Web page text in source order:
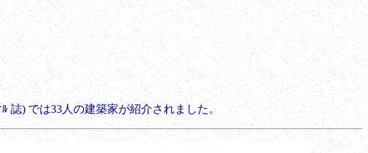
誌) では33人の建築家が紹介されました。